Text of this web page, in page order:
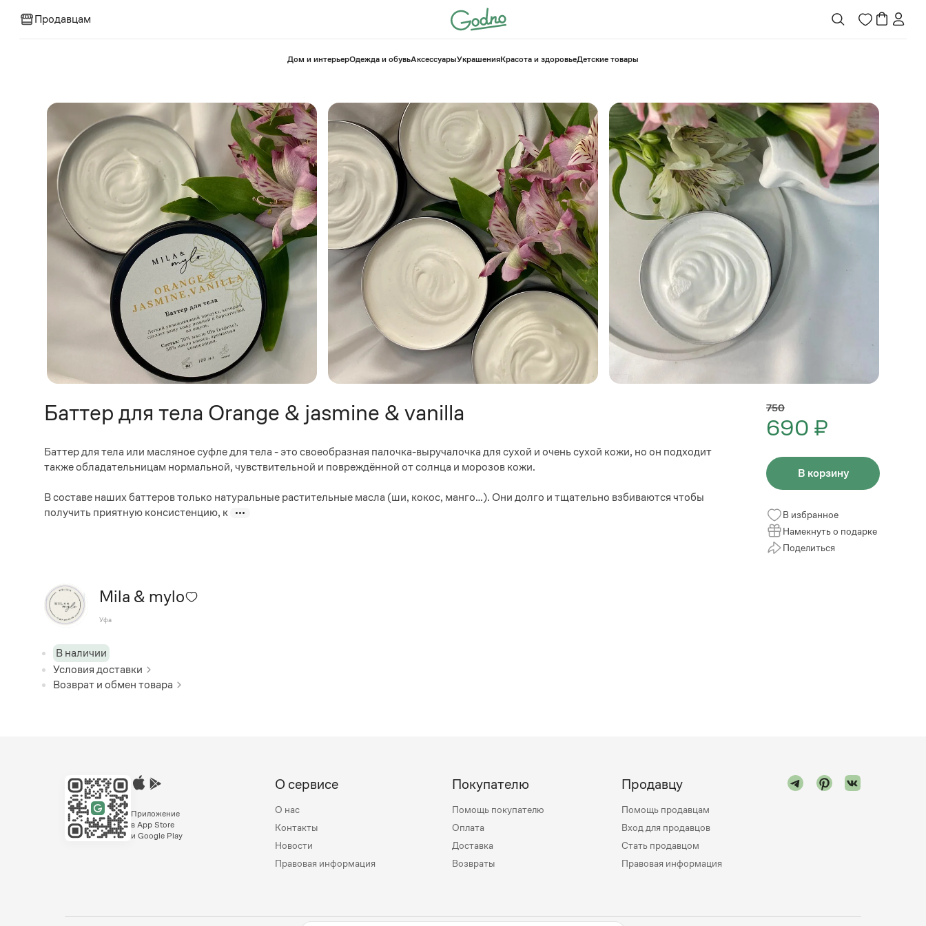
Продавцам
⁠Дом и интерьерОдежда и обувьАксессуарыУкрашенияКрасота и здоровье⁠Детские товары
Баттер для тела Orange & jasmine & vanilla
Баттер для тела или масляное суфле для тела - это своеобразная палочка-выручалочка для сухой и очень сухой кожи, но он подходит
также обладательницам нормальной, чувствительной и повреждённой от солнца и морозов кожи.
В составе наших баттеров только натуральные растительные масла (ши, кокос, манго…). Они долго и тщательно взбиваются чтобы
получить приятную консистенцию, к
Mila & mylo
Уфа
В наличии
Условия доставки
Возврат и обмен товара
750
690 ₽
В корзину
В избранное
Намекнуть о подарке
Поделиться
Приложение
в App Store
и Google Play
О сервисе
О нас
Контакты
Новости
Правовая информация
Покупателю
Помощь покупателю
Оплата
Доставка
Возвраты
Продавцу
Помощь продавцам
Вход для продавцов
Стать продавцом
Правовая информация